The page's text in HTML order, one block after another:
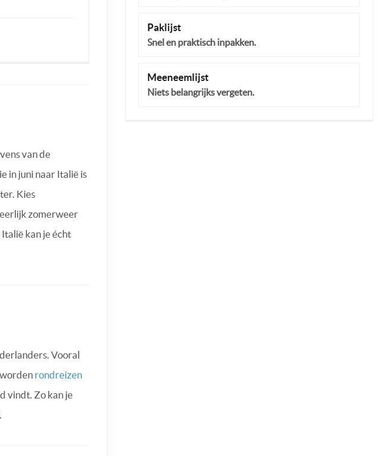
van de
in juni naar Italië is
Kies
zomerweer
kan je écht
Vooral
worden rondreizen
vindt. Zo kan je
Paklijst
Snel en praktisch inpakken.
Meeneemlijst
Niets belangrijks vergeten.